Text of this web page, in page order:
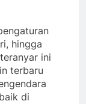
hingga
ini
terbaru
di